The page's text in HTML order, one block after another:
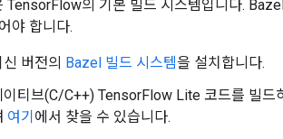
TensorFlow의 기본 빌드 시스템입니다.
야 합니다.
신 버전의 Bazel 빌드 시스템을 설치합니다.
이티브(C/C++) TensorFlow Lite 코드를 빌드
여기 에서 찾을 수 있습니다.